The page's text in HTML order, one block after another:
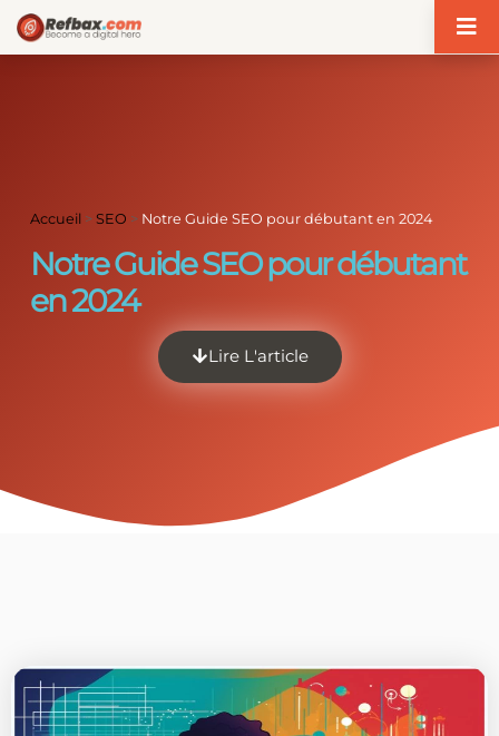
Accueil >SEO > Notre Guide SEO pour débutant en 2024
Notre Guide SEO pour débutant
en 2024
Lire L'article
Panneau de gestion des cookies